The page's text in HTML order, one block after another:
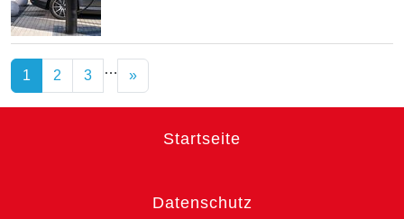
1 2 3 … »
Startseite
Datenschutz